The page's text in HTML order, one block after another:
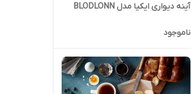
آینه دیواری ایکیا مدل BLODLONN
ناموجود